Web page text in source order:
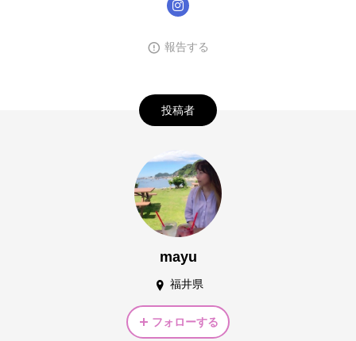
報告する
投稿者
mayu
福井県
フォローする